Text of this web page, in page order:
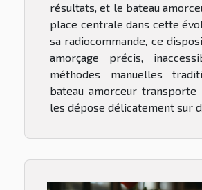
résultats, et le bateau
place centrale dans cette
sa radiocommande, ce
amorçage précis,
méthodes manuelles
bateau amorceur
les dépose délicatement sur